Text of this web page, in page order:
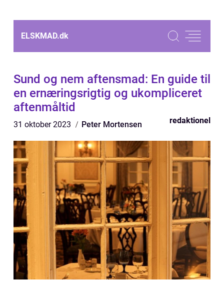
ELSKMAD.dk
Sund og nem aftensmad: En guide til
en ernæringsrigtig og ukompliceret
aftenmåltid
31 oktober 2023 Peter Mortensen redaktionel